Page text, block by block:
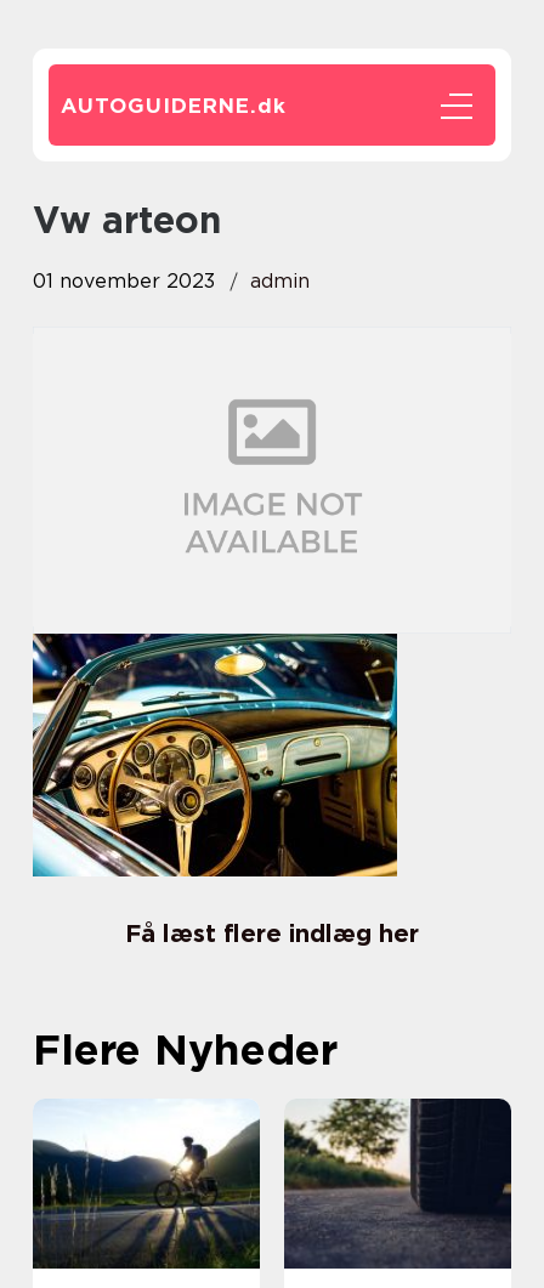
AUTOGUIDERNE.dk
vw arteon
01 november 2023 admin
Få læst flere indlæg her
Flere Nyheder